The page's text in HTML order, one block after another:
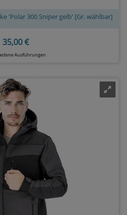
'Polar 300 Sniper gelb' [Gr. wählbar]
35,00 €
Ausführungen